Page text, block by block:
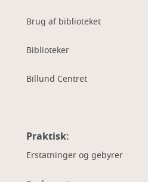
Brug af biblioteket
Biblioteker
Billund Centret
Praktisk:
Erstatninger og gebyrer